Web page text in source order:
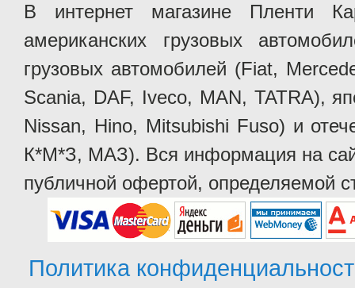
В интернет магазине Пленти
американских грузовых
грузовых автомобилей (Fiat,
Scania, DAF, Iveco, MAN, TATRA),
Nissan, Hino, Mitsubishi Fuso) и
К*М*З, МАЗ). Вся информация на
публичной офертой, определяемой
Политика